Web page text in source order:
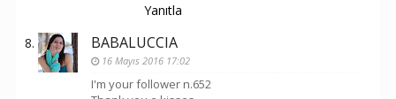
Yanıtla
BABALUCCIA
16 Mayıs 2016 17:02
I'm your follower n.652